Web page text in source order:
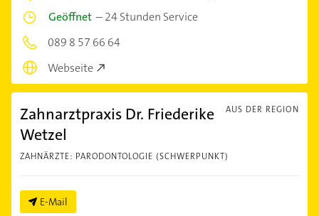
Geöffnet –24 Stunden Service
089 8 57 66 64
Webseite
AUS DER REGION
Zahnarztpraxis Dr. Friederike
Wetzel
ZAHNÄRZTE: PARODONTOLOGIE (SCHWERPUNKT)
E-Mail